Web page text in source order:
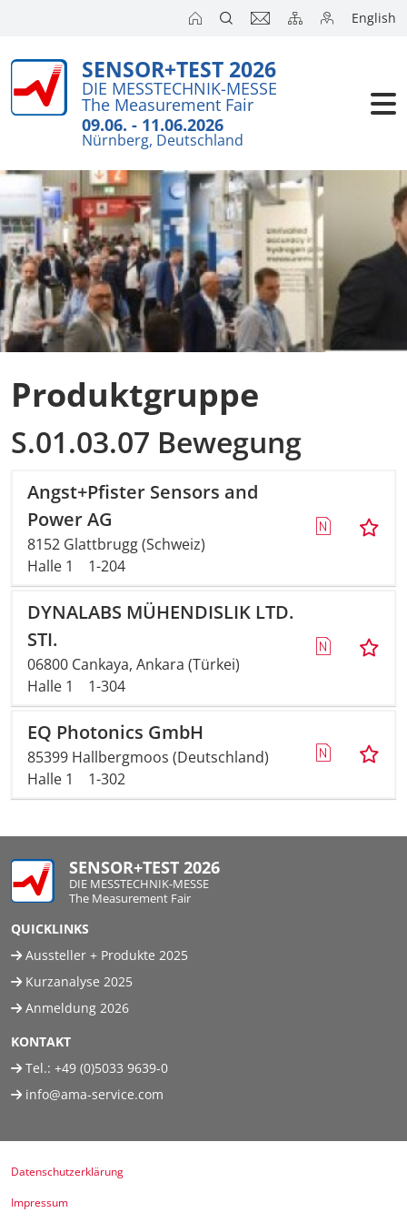
English
SENSOR+TEST 2026
DIE MESSTECHNIK-MESSE
The Measurement Fair
09.06. - 11.06.2026
Nürnberg, Deutschland
Produktgruppe
S.01.03.07 Bewegung
Angst+Pfister Sensors and
Power AG
8152 Glattbrugg (Schweiz)
Halle 1
1-204
DYNALABS MÜHENDISLIK LTD.
STI.
06800 Cankaya, Ankara (Türkei)
Halle 1
1-304
EQ Photonics GmbH
85399 Hallbergmoos (Deutschland)
Halle 1
1-302
SENSOR+TEST 2026
DIE MESSTECHNIK-MESSE
The Measurement Fair
QUICKLINKS
Aussteller + Produkte 2025
Kurzanalyse 2025
Anmeldung 2026
KONTAKT
Tel.: +49 (0)5033 9639-0
info@ama-service.com
Datenschutzerklärung
Impressum
Besucher